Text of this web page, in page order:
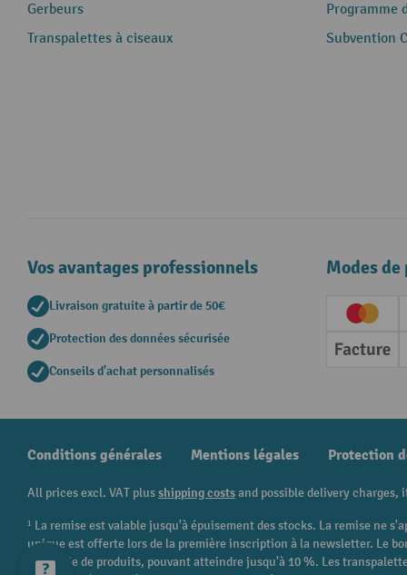
Gerbeurs
Transpalettes à ciseaux
Programme
Subvention
Vos avantages professionnels
Livraison gratuite à partir de 50€
Protection des données sécurisée
Conseils d'achat personnalisés
Modes
Facture
Conditions générales Mentions légales Protection
All prices excl. VAT plusshipping costsand possible delivery
¹ La remise est valable jusqu'à épuisement des stocks. La remise ne
unique est offerte lors de la première inscription à la newsletter. Le
catégorie de produits, pouvant atteindre jusqu'à 10 %. Les